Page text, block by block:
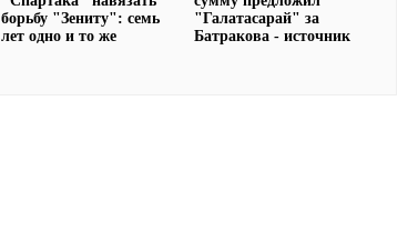
борьбу "Зениту": семь
лет одно и то же
"Галатасарай" за
Батракова - источник